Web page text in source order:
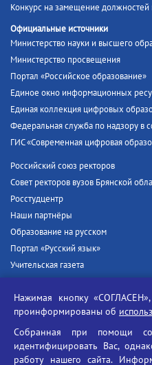
Конкурс на замещение должностей
Официальные источники
Министерство науки и высшего
Министерство просвещения
Портал «Российское образование»
Единое окно информационных
Единая коллекция цифровых
Федеральная служба по надзору в
ГИС «Современная цифровая
Российский союз ректоров
Совет ректоров вузов Брянской
Росстудцентр
Наши партнёры
Образование на русском
Портал «Русский язык»
Учительская газета
Единый портал государственных
Противодействие угрозам
Социальные ролики - Генеральная
Нажимая кнопку
проинформированы об
Собранная при помощи
идентифицировать Вас,
работу нашего сайта.